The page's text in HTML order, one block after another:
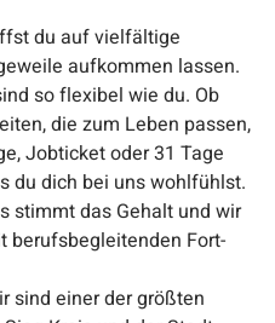
du auf vielfältige
aufkommen lassen.
so flexibel wie du. Ob
die zum Leben passen,
Jobticket oder 31 Tage
du dich bei uns wohlfühlst.
stimmt das Gehalt und wir
berufsbegleitenden Fort-
sind einerder größten